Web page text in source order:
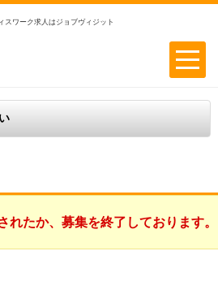
スワーク求人はジョブヴィジット
れたか、募集を終了しております。